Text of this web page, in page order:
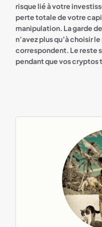
risque lié à votre
perte totale de votre
manipulation. La garde
n’avez plus qu’à choisir le
correspondent. Le reste
pendant que vos cryptos